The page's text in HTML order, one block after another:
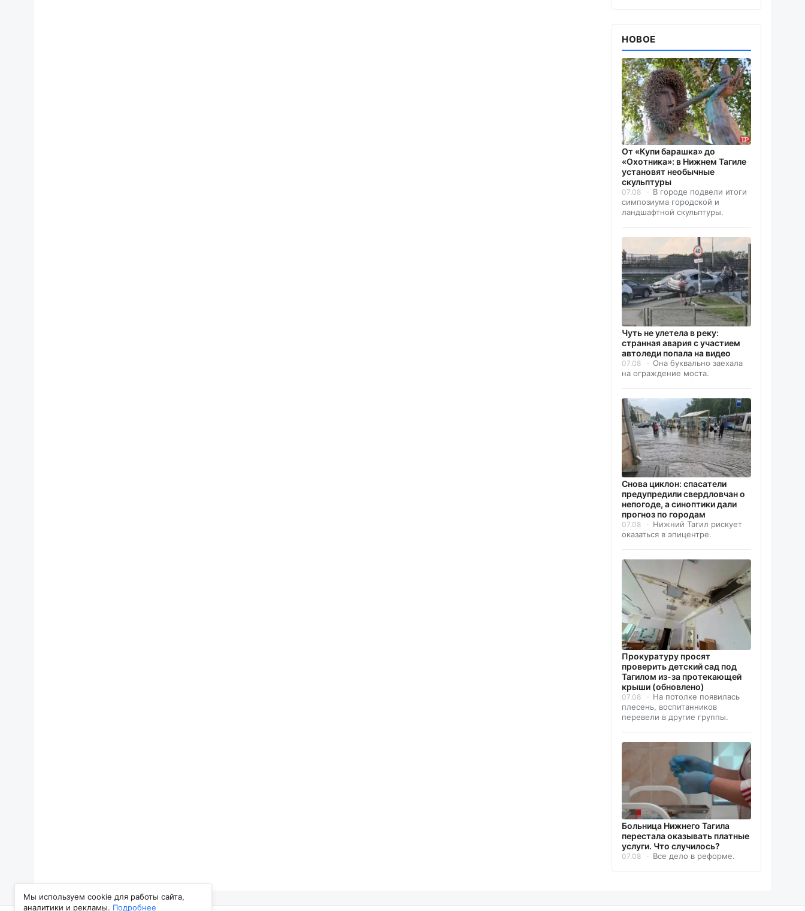
Мы используем cookie для работы сайта,
аналитики и рекламы. Подробнее
НОВОЕ
От «Купи барашка» до
«Охотника»: в Нижнем Тагиле
установят необычные
скульптуры
07.08
В городе подвели итоги
симпозиума городской и
ландшафтной скульптуры.
Чуть не улетела в реку:
странная авария с участием
автоледи попала на видео
07.08
Она буквально заехала
на ограждение моста.
Снова циклон: спасатели
предупредили свердловчан о
непогоде, а синоптики дали
прогноз по городам
07.08
Нижний Тагил рискует
оказаться в эпицентре.
Прокуратуру просят
проверить детский сад под
Тагилом из-за протекающей
крыши (обновлено)
07.08
На потолке появилась
плесень, воспитанников
перевели в другие группы.
Больница Нижнего Тагила
перестала оказывать платные
услуги. Что случилось?
07.08 Все дело в реформе.